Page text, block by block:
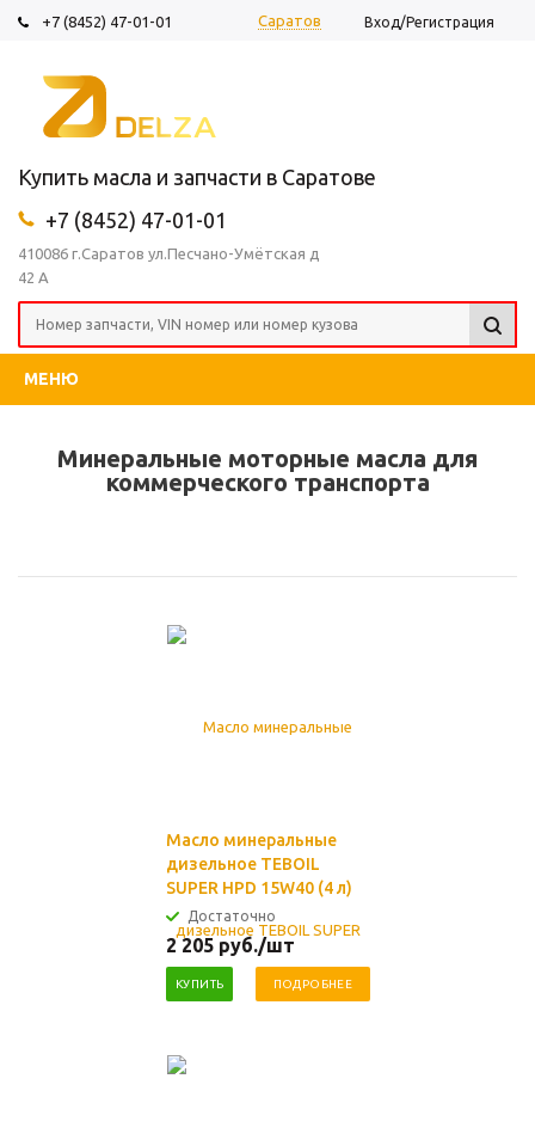
Саратов
+7 (8452) 47-01-01 Вход/Регистрация
МЕНЮ
Купить масла и запчасти в Саратове
410086 г.Саратов ул.Песчано-Умётская д
42 А
+7 (8452) 47-01-01
Минеральные моторные масла для
коммерческого транспорта
Масло минеральные
дизельное TEBOIL
SUPER HPD 15W40 (4 л)
Достаточно
2 205 руб./шт
КУПИТЬ ПОДРОБНЕЕ